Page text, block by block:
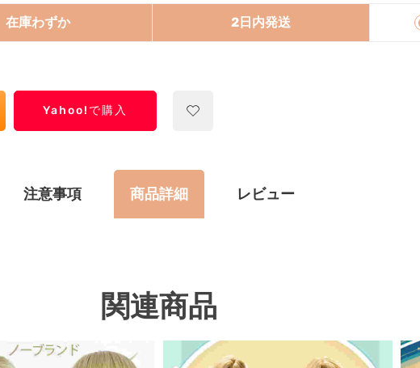
在庫わずか 2日内発送
Yahoo!で購入
注意事項 商品詳細 レビュー
関連商品